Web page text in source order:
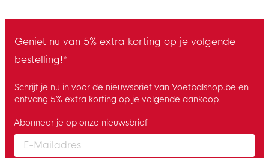
Geniet nu van 5% extra korting op je volgende
bestelling!*
Schrijf je nu in voor de nieuwsbrief van Voetbalshop.be en
ontvang 5% extra korting op je volgende aankoop.
Enter your email and accept the privacy policy to subscribe to
Abonneer je op onze nieuwsbrief